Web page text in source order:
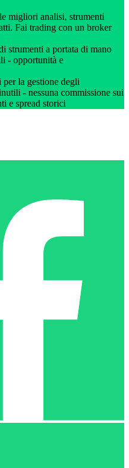
migliori analisi, strumenti
Fai trading con un broker
strumenti a portata di mano
- opportunità e
la gestione degli
- nessuna commissione sui
e spread storici